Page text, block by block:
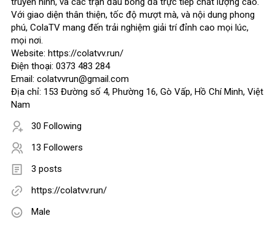
Với giao diện thân thiện, tốc độ mượt mà, và nội dung phong
phú, ColaTV mang đến trải nghiệm giải trí đỉnh cao mọi lúc,
mọi nơi.
Website: https://colatvv.run/
Điện thoại: 0373 483 284
Email: colatvvrun@gmail.com
Địa chỉ: 153 Đường số 4, Phường 16, Gò Vấp, Hồ Chí Minh, Việt
Nam
30 Following
13 Followers
3 posts
https://colatvv.run/
Male